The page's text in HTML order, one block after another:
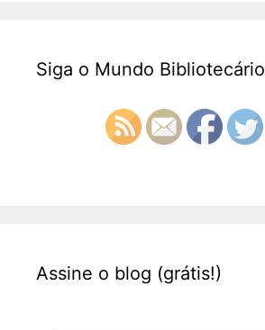
Siga o Mundo Bibliotecário
Assine o blog (grátis!)